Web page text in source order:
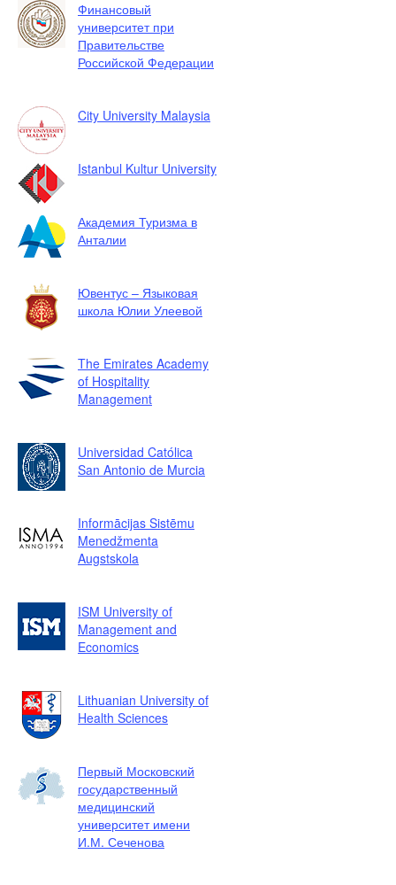
Финансовый
университет при
Правительстве
Российской Федерации
City University Malaysia
Istanbul Kultur University
Академия Туризма в
Анталии
Ювентус – Языковая
школа Юлии Улеевой
The Emirates Academy
of Hospitality
Management
Universidad Católica
San Antonio de Murcia
Informācijas Sistēmu
Menedžmenta
Augstskola
ISM University of
Management and
Economics
Lithuanian University of
Health Sciences
Первый Московский
государственный
медицинский
университет имени
И.М. Сеченова